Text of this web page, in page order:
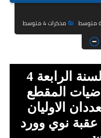
السنة الخامسة ابتدائي
شهادة التعليم الابتدائي
تزيين القسم
متوسط
مذكرات 4 متوسط
تحميل مذكرات السنة الرابعة 4
المقطع
العددان الاوليان
عقبة نوي وورد